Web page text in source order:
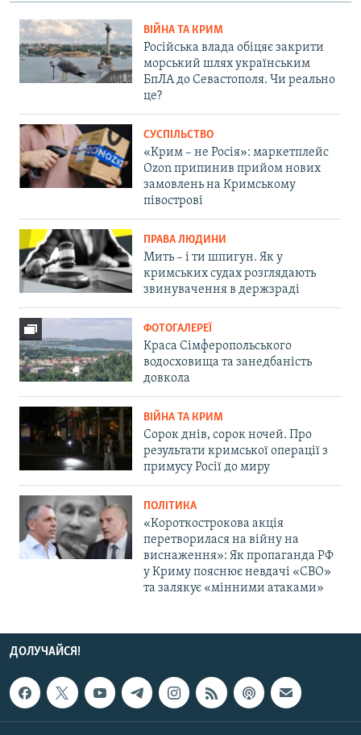
ВІЙНА ТА КРИМ
Російська влада обіцяє закрити
морський шлях українським
БпЛА до Севастополя. Чи реально
це?
СУСПІЛЬСТВО
«Крим – не Росія»: маркетплейс
Ozon припинив прийом нових
замовлень на Кримському
півострові
ПРАВА ЛЮДИНИ
Мить – і ти шпигун. Як у
кримських судах розглядають
звинувачення в держзраді
ФОТОГАЛЕРЕЇ
Краса Сімферопольського
водосховища та занедбаність
довкола
ВІЙНА ТА КРИМ
Сорок днів, сорок ночей. Про
результати кримської операції з
примусу Росії до миру
ПОЛІТИКА
«Короткострокова акція
перетворилася на війну на
виснаження»: Як пропаганда РФ
у Криму пояснює невдачі «СВО»
та залякує «мінними атаками»
ДОЛУЧАЙСЯ!